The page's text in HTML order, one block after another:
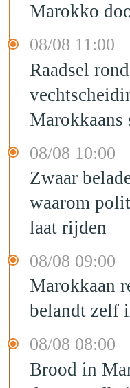
Marokko
08/08 11:00
Raadsel
Marokkaans
08/08 10:00
Zwaar
waarom
laat rijden
08/08 09:00
Marokkaan
belandt zelf
08/08 08:00
Brood in